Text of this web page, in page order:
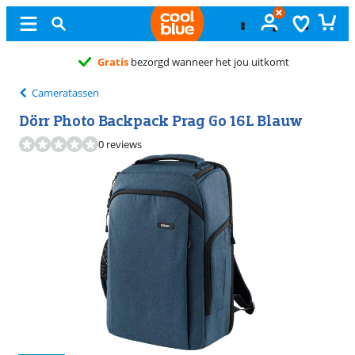
Gratisruilen
Cameratassen
Dörr Photo Backpack Prag Go 16L Blauw
0 reviews